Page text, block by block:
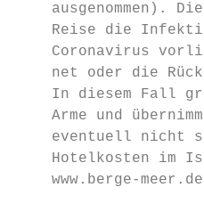
ausgenommen).
Reise die
Coronavirus
net oder die
In diesem Fall
Arme und
eventuell nicht
Hotelkosten im
www.berge-